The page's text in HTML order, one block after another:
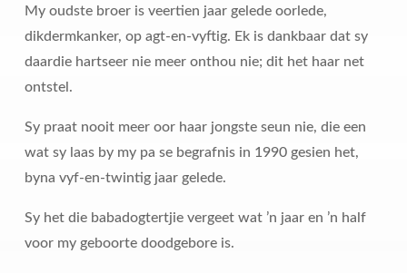
My oudste broer is veertien jaar gelede oorlede,
dikdermkanker, op agt-en-vyftig. Ek is dankbaar dat sy
daardie hartseer nie meer onthou nie; dit het haar net
ontstel.
Sy praat nooit meer oor haar jongste seun nie, die een
wat sy laas by my pa se begrafnis in 1990 gesien het,
byna vyf-en-twintig jaar gelede.
Sy het die babadogtertjie vergeet wat ’n jaar en ’n half
voor my geboorte doodgebore is.